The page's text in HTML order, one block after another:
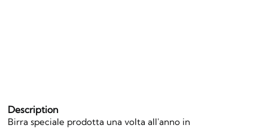
Description
Birra speciale prodotta una volta all'anno in